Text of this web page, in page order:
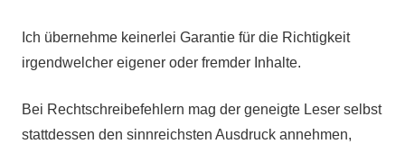
Ich übernehme keinerlei Garantie für die Richtigkeit
irgendwelcher eigener oder fremder Inhalte.
Bei Rechtschreibefehlern mag der geneigte Leser selbst
stattdessen den sinnreichsten Ausdruck annehmen,